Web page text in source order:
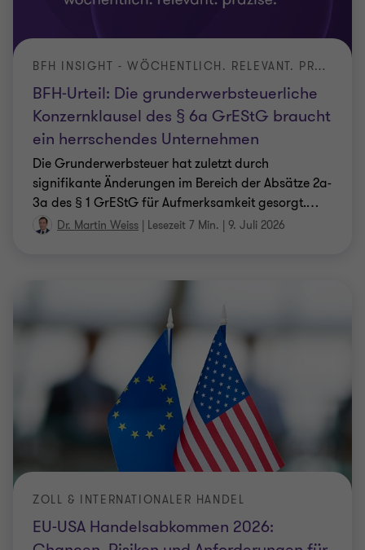
BFH-Urteil: Die grunderwerbsteuerliche
Konzernklausel des § 6a GrEStG braucht
ein herrschendes Unternehmen
BFH INSIGHT - WÖCHENTLICH. RELEVANT. PRÄZISE.
Die Grunderwerbsteuer hat zuletzt durch
signifikante Änderungen im Bereich der Absätze 2a-
3a des § 1 GrEStG für Aufmerksamkeit gesorgt.…
Dr. Martin Weiss | Lesezeit 7 Min. | 9. Juli 2026
EU-USA Handelsabkommen 2026:
ZOLL & INTERNATIONALER HANDEL